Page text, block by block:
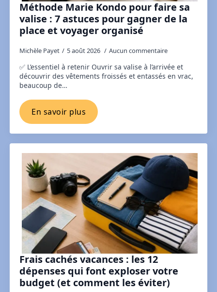
Méthode Marie Kondo pour faire sa
valise : 7 astuces pour gagner de la
place et voyager organisé
Michèle Payet 5 août 2026 Aucun commentaire
✅ L’essentiel à retenir Ouvrir sa valise à l’arrivée et
découvrir des vêtements froissés et entassés en vrac,
beaucoup de…
En savoir plus
Frais cachés vacances : les 12
dépenses qui font exploser votre
budget (et comment les éviter)